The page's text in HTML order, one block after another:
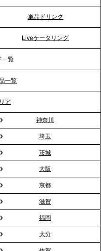
リングのセカンド
神奈川エリアのサー
い「場づくり」をサ
1DISH」の花見オー
式の“そのまま懇親
交流を支える『オフ
い活用法
、2ndTable「室内花
単品ドリンク
Liveケータリング
一覧
一覧
ア
神奈川
埼玉
茨城
大阪
京都
滋賀
福岡
大分